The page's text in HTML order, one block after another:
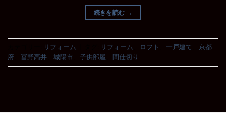
続きを読む →
リフォーム リフォーム ロフト 一戸建て
京都
府
冨野高井 城陽市 子供部屋 間仕切り